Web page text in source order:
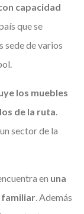
capacidad
que se
sede de varios
los muebles
de la ruta.
sector de la
en una
familiar. Además